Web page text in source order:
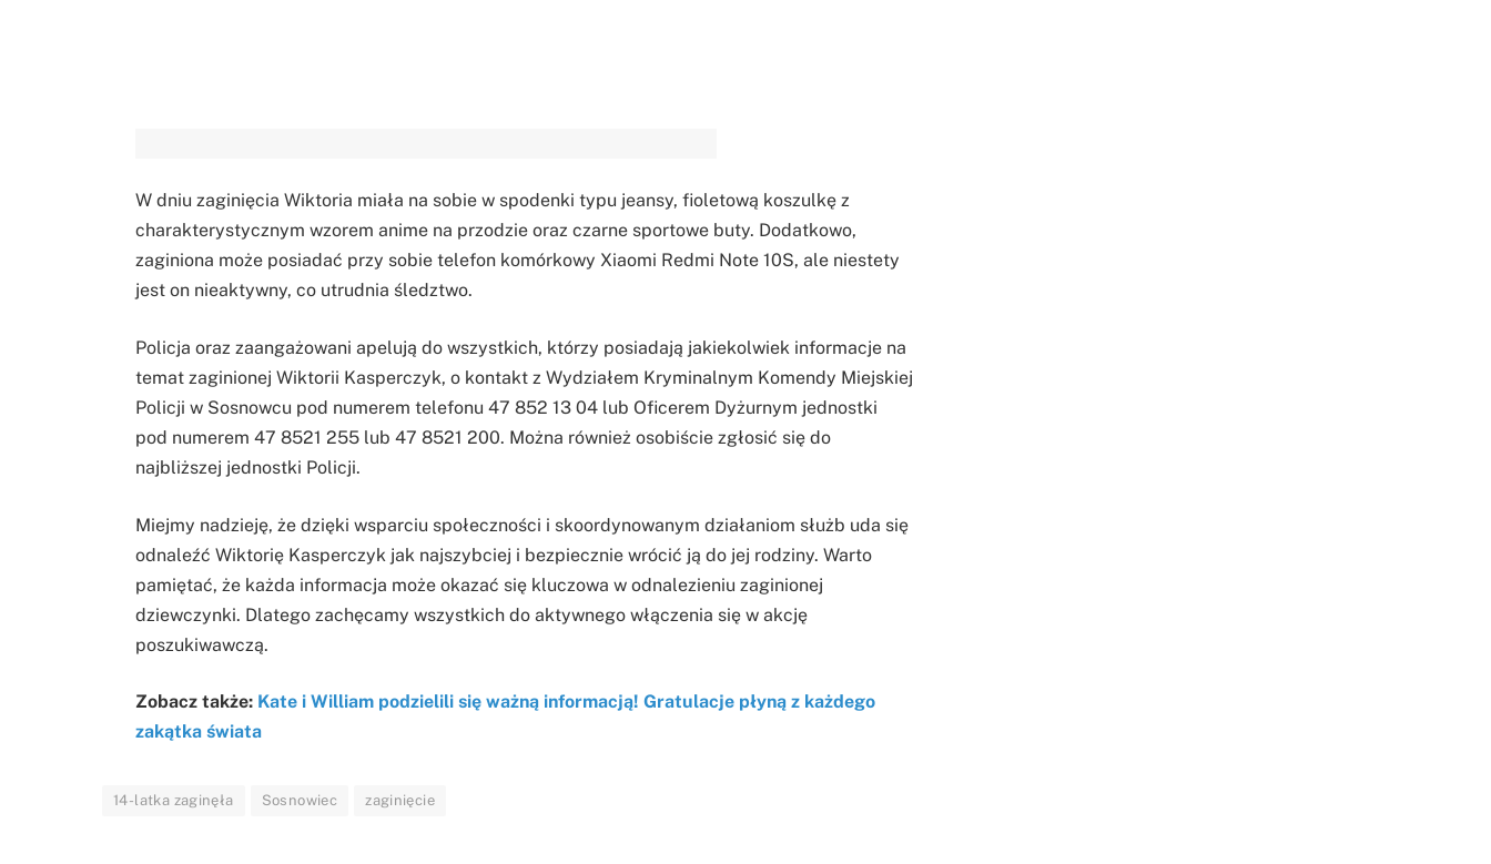
W dniu zaginięcia Wiktoria miała na sobie w spodenki typu jeansy, fioletową koszulkę z
charakterystycznym wzorem anime na przodzie oraz czarne sportowe buty. Dodatkowo,
zaginiona może posiadać przy sobie telefon komórkowy Xiaomi Redmi Note 10S, ale niestety
jest on nieaktywny, co utrudnia śledztwo.
Policja oraz zaangażowani apelują do wszystkich, którzy posiadają jakiekolwiek informacje na
temat zaginionej Wiktorii Kasperczyk, o kontakt z Wydziałem Kryminalnym Komendy Miejskiej
Policji w Sosnowcu pod numerem telefonu 47 852 13 04 lub Oficerem Dyżurnym jednostki
pod numerem 47 8521 255 lub 47 8521 200. Można również osobiście zgłosić się do
najbliższej jednostki Policji.
Miejmy nadzieję, że dzięki wsparciu społeczności i skoordynowanym działaniom służb uda się
odnaleźć Wiktorię Kasperczyk jak najszybciej i bezpiecznie wrócić ją do jej rodziny. Warto
pamiętać, że każda informacja może okazać się kluczowa w odnalezieniu zaginionej
dziewczynki. Dlatego zachęcamy wszystkich do aktywnego włączenia się w akcję
poszukiwawczą.
Zobacz także: Kate i William podzielili się ważną informacją! Gratulacje płyną z każdego
zakątka świata
14-latka zaginęła Sosnowiec zaginięcie